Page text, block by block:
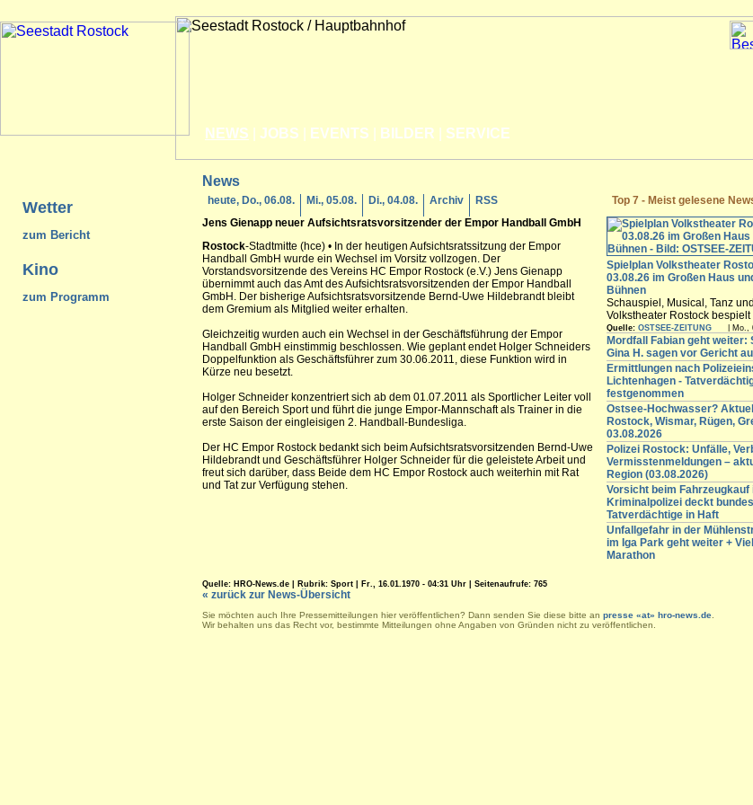
NEWS JOBS EVENTS BILDER SERVICE
Wetter
zum Bericht
Kino
zum Programm
News
Top 7 - Meist gelesene
Spielplan Volkstheater
03.08.26 im Großen Haus
Bühnen
Schauspiel, Musical, Tanz
Volkstheater Rostock
Hansestadt. Vom Großen
experimentelle Ateliertheater
der Halle 207 auf dem
finden Sie den aktuellen
im Überblick.
Quelle: OSTSEE-ZEITUNG | Mo.,
Mordfall Fabian geht weiter:
Gina H. sagen vor Gericht
Ermittlungen nach
Lichtenhagen -
festgenommen
Ostsee-Hochwasser?
Rostock, Wismar, Rügen,
03.08.2026
Polizei Rostock: Unfälle,
Vermisstenmeldungen –
Region (03.08.2026)
Vorsicht beim Fahrzeugkauf
Kriminalpolizei deckt
Tatverdächtige in Haft
Unfallgefahr in der
im Iga Park geht weiter +
Marathon
heute, Do., 06.08. Mi., 05.08. Di., 04.08. Archiv
RSS
Jens Gienapp neuer Aufsichtsratsvorsitzender der Empor Handball GmbH
Rostock-Stadtmitte (hce) • In der heutigen Aufsichtsratssitzung der Empor
Handball GmbH wurde ein Wechsel im Vorsitz vollzogen. Der
Vorstandsvorsitzende des Vereins HC Empor Rostock (e.V.) Jens Gienapp
übernimmt auch das Amt des Aufsichtsratsvorsitzenden der Empor Handball
GmbH. Der bisherige Aufsichtsratsvorsitzende Bernd-Uwe Hildebrandt bleibt
dem Gremium als Mitglied weiter erhalten.
Gleichzeitig wurden auch ein Wechsel in der Geschäftsführung der Empor
Handball GmbH einstimmig beschlossen. Wie geplant endet Holger Schneiders
Doppelfunktion als Geschäftsführer zum 30.06.2011, diese Funktion wird in
Kürze neu besetzt.
Holger Schneider konzentriert sich ab dem 01.07.2011 als Sportlicher Leiter voll
auf den Bereich Sport und führt die junge Empor-Mannschaft als Trainer in die
erste Saison der eingleisigen 2. Handball-Bundesliga.
Der HC Empor Rostock bedankt sich beim Aufsichtsratsvorsitzenden Bernd-Uwe
Hildebrandt und Geschäftsführer Holger Schneider für die geleistete Arbeit und
freut sich darüber, dass Beide dem HC Empor Rostock auch weiterhin mit Rat
und Tat zur Verfügung stehen.
Quelle: HRO-News.de | Rubrik: Sport | Fr., 16.01.1970 - 04:31 Uhr | Seitenaufrufe: 765
« zurück zur News-Übersicht
Sie möchten auch Ihre Pressemitteilungen hier veröffentlichen? Dann senden Sie diese bitte an presse «at» hro-news.de
Wir behalten uns das Recht vor, bestimmte Mitteilungen ohne Angaben von Gründen nicht zu veröffentlichen.